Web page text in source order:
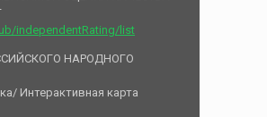
independentRating/list
НАРОДНОГО
Интерактивная карта